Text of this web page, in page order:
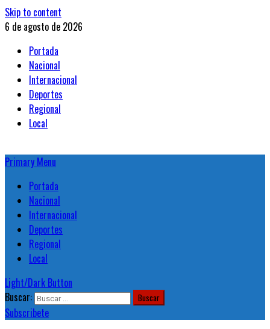
Skip to content
6 de agosto de 2026
Portada
Nacional
Internacional
Deportes
Regional
Local
Primary Menu
Portada
Nacional
Internacional
Deportes
Regional
Local
Light/Dark Button
Buscar:
Subscribete